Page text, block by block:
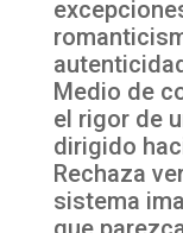
Medio de
el rigor de
dirigido
Rechaza
sistema